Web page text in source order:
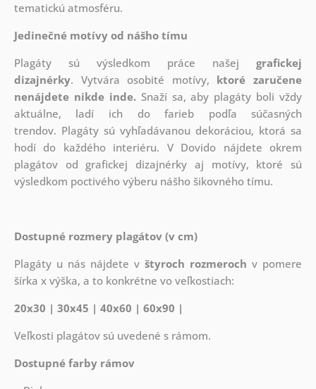
tematickú atmosféru.
Jedinečné motívy od nášho tímu
Plagáty sú výsledkom práce našejgrafickej
dizajnérky. Vytvára osobité motívy, ktoré zaručene
nenájdete nikde inde.Snaží sa, aby plagáty boli vždy
aktuálne, ladí ich do farieb podľa súčasných
trendov. Plagáty sú vyhľadávanou dekoráciou, ktorá sa
hodí do každého interiéru. V Dovido nájdete okrem
plagátov od grafickej dizajnérky aj motívy, ktoré sú
výsledkom poctivého výberu nášho šikovného tímu.
Dostupné rozmery plagátov (v cm)
Plagáty u nás nájdete vštyroch rozmeroch v pomere
šírka x výška, a to konkrétne vo veľkostiach:
20x30 | 30x45 | 40x60 | 60x90 |
Veľkosti plagátov sú uvedené s rámom.
Dostupné farby rámov